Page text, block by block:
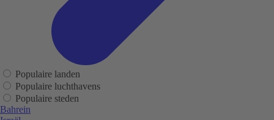
Populaire landen
Populaire luchthavens
Populaire steden
Bahrein